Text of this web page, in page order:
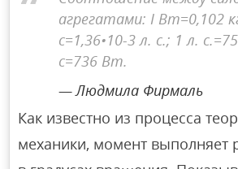
агрегатами: I Вт=0,102
с=1,36•10-3 л. с.; 1 л.
с=736 Вт.
Людмила Фирмаль
Как известно из процесса
механики, момент выполняет